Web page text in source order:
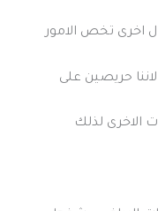
اخرى تخص الامور
حريصين على
الاخرى لذلك